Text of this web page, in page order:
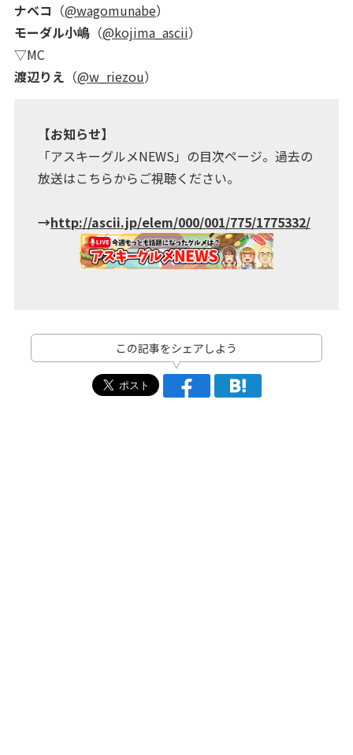
ナベコ （@wagomunabe）
モーダル小嶋（@kojima_ascii）
▽MC
渡辺りえ （@w_riezou）
【お知らせ】
「アスキーグルメNEWS」の目次ページ。過去の
放送はこちらからご視聴ください。
→http://ascii.jp/elem/000/001/775/1775332/
この記事をシェアしよう